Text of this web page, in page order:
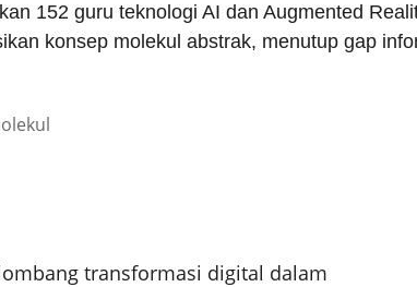
152 guru teknologi AI dan Augmented
konsep molekul abstrak, menutup gap
transformasi digital dalam